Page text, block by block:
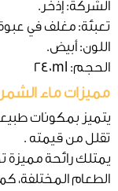
الشركة: إذخر.
تعبئة: مغلف في
اللون: أبيض.
الحجم: 240ml
مميزات ماء
تقلل من قيمته .
يمتلك رائحة مميزة
الطعام المختلفة،